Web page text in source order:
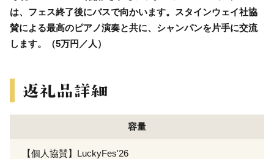
は、フェス終了後にバスで向かいます。スタインウェイ社協
賛による最高のピアノ演奏と共に、シャンパンを片手に交流
します。（5万円／人）
容量
【個人協賛】LuckyFes'26